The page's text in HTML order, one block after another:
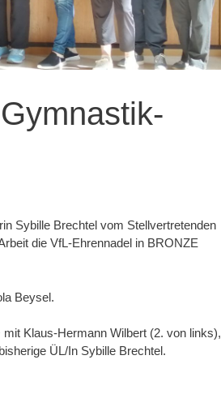
Sybille Brechtel vom Stellvertretenden
die VfL-Ehrennadel in BRONZE
Beysel.
Klaus-Hermann Wilbert (2. von links),
ÜL/In Sybille Brechtel.